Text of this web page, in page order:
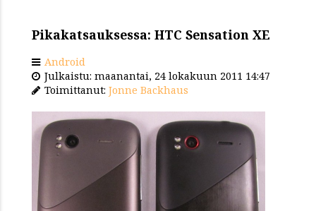
Pikakatsauksessa: HTC Sensation XE
Android
Julkaistu: maanantai, 24 lokakuun 2011 14:47
Toimittanut: Jonne Backhaus